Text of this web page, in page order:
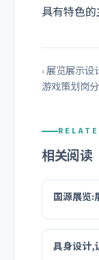
具有特色的
‹ 展览展示
游戏策划岗
相关阅读
国源展览:
具身设计,